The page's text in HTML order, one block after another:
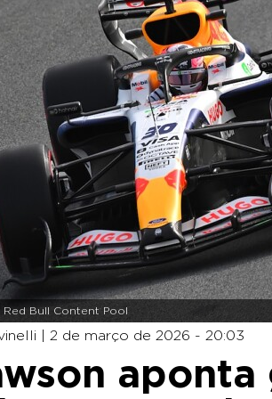
Bull Content Pool
| 2 de março de 2026 - 20:03